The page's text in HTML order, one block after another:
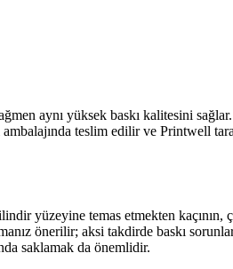
aynı yüksek baskı kalitesini
teslim edilir ve Printwell
yüzeyine temas etmekten
önerilir; aksi takdirde baskı
saklamak da önemlidir.